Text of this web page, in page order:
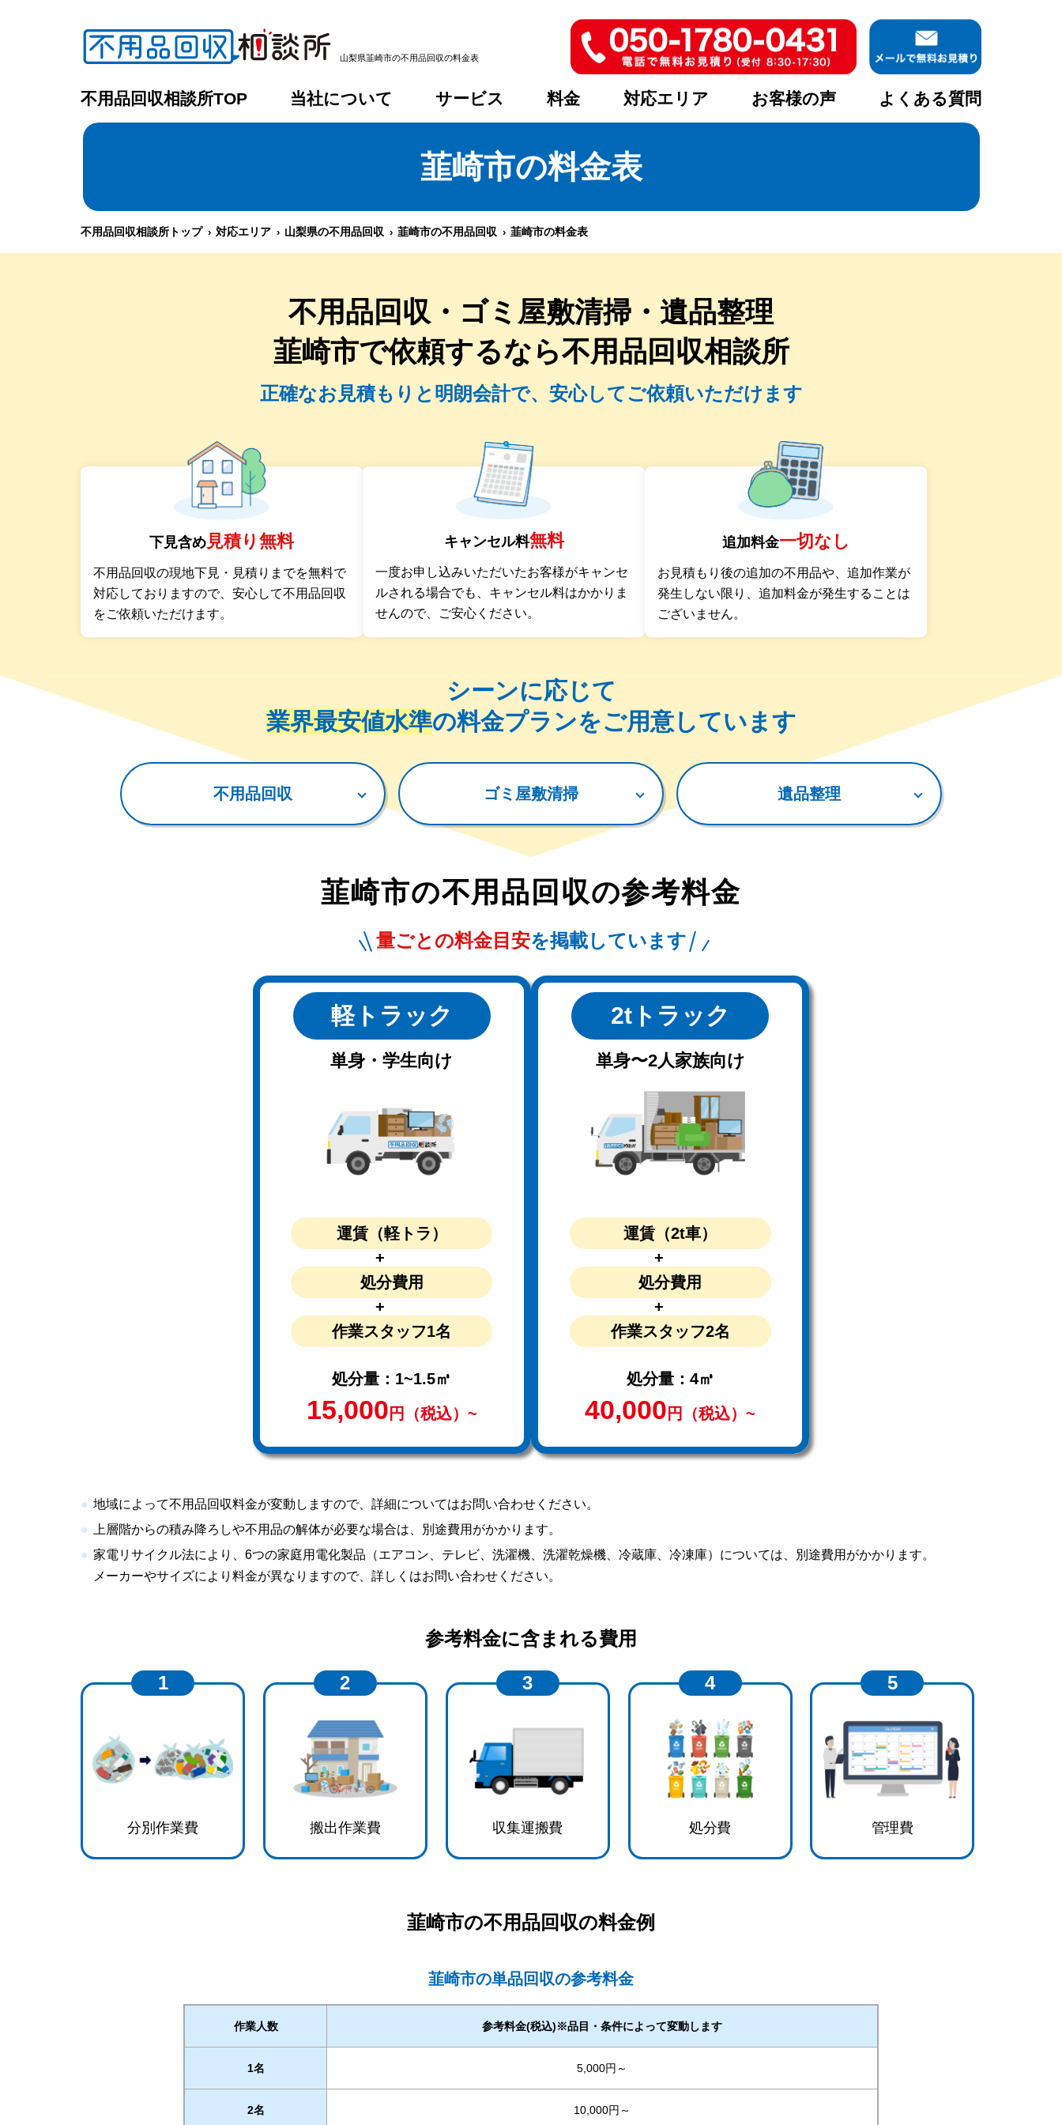
山梨県韮崎市の不用品回収の料金表
不用品回収相談所TOP 当社について サービス 料金 対応エリア お客様の声 よくある質問
韮崎市の料金表
不用品回収相談所トップ 対応エリア 山梨県の不用品回収 韮崎市の不用品回収 韮崎市の料金表
不用品回収・ゴミ屋敷清掃・遺品整理
韮崎市で依頼するなら不用品回収相談所
正確なお見積もりと明朗会計で、安心してご依頼いただけます
下見含め見積り無料
不用品回収の現地下見・見積りまでを無料で
対応しておりますので、安心して不用品回収
をご依頼いただけます。
キャンセル料無料
一度お申し込みいただいたお客様がキャンセ
ルされる場合でも、キャンセル料はかかりま
せんので、ご安心ください。
追加料金一切なし
お見積もり後の追加の不用品や、追加作業が
発生しない限り、追加料金が発生することは
ございません。
シーンに応じて
業界最安値水準の料金プランをご用意しています
不用品回収 ゴミ屋敷清掃 遺品整理
韮崎市の不用品回収の参考料金
量ごとの料金目安を掲載しています
軽トラック
単身・学生向け
運賃（軽トラ）
処分費用
作業スタッフ1名
処分量：1~1.5㎥
15,000 円（税込）~
2tトラック
単身〜2人家族向け
運賃 （2t車）
処分費用
作業スタッフ2名
処分量：4㎥
40,000 円（税込）~
地域によって不用品回収料金が変動しますので、詳細についてはお問い合わせください。
上層階からの積み降ろしや不用品の解体が必要な場合は、別途費用がかかります。
家電リサイクル法により、6つの家庭用電化製品（エアコン、テレビ、洗濯機、洗濯乾燥機、冷蔵庫、冷凍庫）については、別途費用がかかります。
メーカーやサイズにより料金が異なりますので、詳しくはお問い合わせください。
参考料金に含まれる費用
1
分別作業費
2
搬出作業費
3
収集運搬費
4
処分費
5
管理費
韮崎市の不用品回収の料金例
韮崎市の単品回収の参考料金
作業人数 参考料金(税込)※品目・条件によって変動します
1名 5,000円～
2名 10,000円～